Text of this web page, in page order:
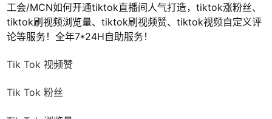
工会/MCN如何开通tiktok直播间人气打造，tiktok涨粉丝、
tiktok刷视频浏览量、tiktok刷视频赞、tiktok视频自定义评
论等服务！全年7*24H自助服务！
Tik Tok 视频赞
Tik Tok 粉丝